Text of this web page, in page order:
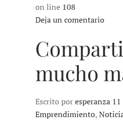
on line 108
Deja un comentario
mucho
Escrito poresperanza
Emprendimiento,